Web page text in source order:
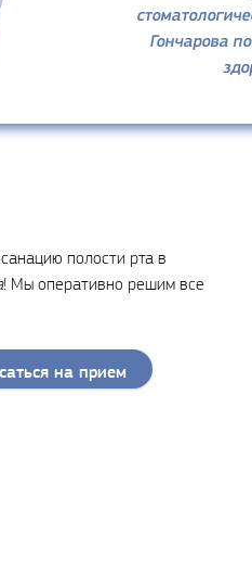
Гончарова
полости рта в
! Мы оперативно решим все
на прием